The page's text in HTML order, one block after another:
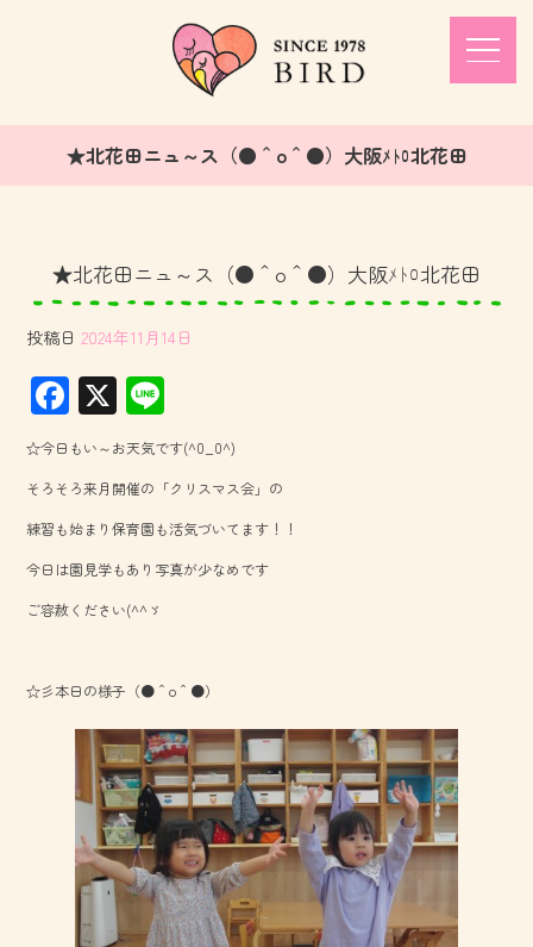
★北花田ニュ～ス（●＾o＾●）大阪ﾒﾄﾛ北花田
★北花田ニュ～ス（●＾o＾●）大阪ﾒﾄﾛ北花田
投稿日 2024年11月14日
F
ac
e
b
o
ok
X
ne
☆今日もい～お天気です(^0_0^)
そろそろ来月開催の「クリスマス会」の
練習も始まり保育園も活気づいてます！！
今日は園見学もあり写真が少なめです
ご容赦ください(^^ゞ
☆彡本日の様子（●＾o＾●）